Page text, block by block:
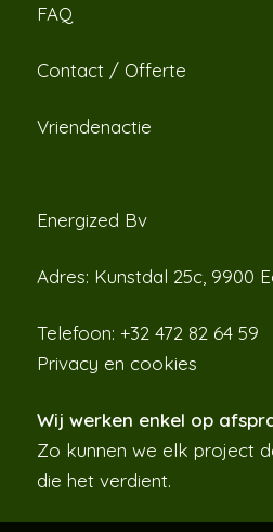
FAQ
Contact / Offerte
Vriendenactie
Energized Bv
Adres: Kunstdal 25c, 9900
Telefoon: +32 472 82 64 59
Privacy en cookies
Wij werken enkel op
Zo kunnen we elk project
die het verdient.